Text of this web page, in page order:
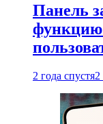
Панель
функцию
2 года спустя2